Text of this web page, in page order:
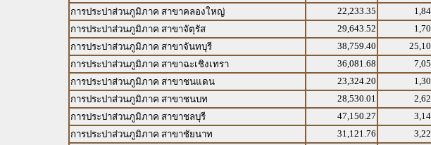
การประปาส่วนภูมิภาค สาขาคลองใหญ่
22,233.35
การประปาส่วนภูมิภาค สาขาจัตุรัส
29,643.52
การประปาส่วนภูมิภาค สาขาจันทบุรี
38,759.40
การประปาส่วนภูมิภาค สาขาฉะเชิงเทรา
36,081.68
การประปาส่วนภูมิภาค สาขาชนแดน
23,324.20
การประปาส่วนภูมิภาค สาขาชนบท
28,530.01
การประปาส่วนภูมิภาค สาขาชลบุรี
47,150.27
การประปาส่วนภูมิภาค สาขาชัยนาท
31,121.76